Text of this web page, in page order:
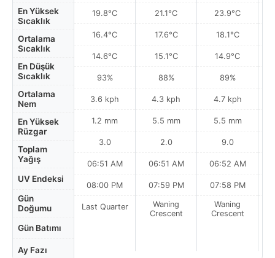
En Yüksek
Sıcaklık
Ortalama
Sıcaklık
En Düşük
Sıcaklık
Ortalama
Nem
En Yüksek
Rüzgar
Toplam
Yağış
UV Endeksi
Gün
Doğumu
Gün Batımı
Ay Fazı
19.8°C
16.4°C
14.6°C
93%
3.6 kph
1.2 mm
3.0
06:51 AM
08:00 PM
Last Quarter
21.1°C
17.6°C
15.1°C
88%
4.3 kph
5.5 mm
2.0
06:51 AM
07:59 PM
Waning
Crescent
23.9°C
18.1°C
14.9°C
89%
4.7 kph
5.5 mm
9.0
06:52 AM
07:58 PM
Waning
Crescent